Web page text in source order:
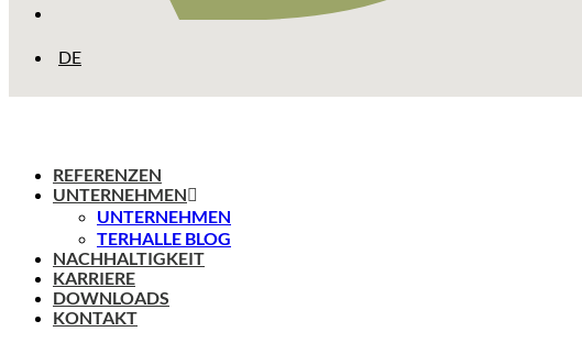
DE
REFERENZEN
UNTERNEHMEN
UNTERNEHMEN
TERHALLE BLOG
NACHHALTIGKEIT
KARRIERE
DOWNLOADS
KONTAKT